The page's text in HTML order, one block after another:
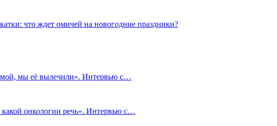
что ждет омичей на новогодние праздники?
мы её вылечили». Интервью с…
онкологии речь». Интервью с…